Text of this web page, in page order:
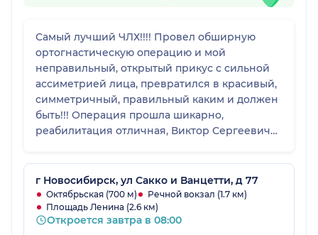
Самый лучший ЧЛХ!!!! Провел обширную
ортогнастическую операцию и мой
неправильный, открытый прикус с сильной
ассиметрией лица, превратился в красивый,
симметричный, правильный каким и должен
быть!!! Операция прошла шикарно,
реабилитация отличная, Виктор Сергеевич
не смотря ни на что!!! Очень талантливый,
чуткий, добрый и отличный доктор!
Рекомендую однозначно!!! Ни капли не
пожалела что решилась на такую операцию и
прилетела именно к нему!
г Новосибирск, ул Сакко и Ванцетти, д 77
Октябрьская (700 м)
Речной вокзал (1.7 км)
Площадь Ленина (2.6 км)
Откроется завтра в 08:00